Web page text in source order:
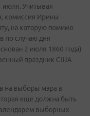
июля. Учитывая
комиссия Ирины
на которую помимо
по случаю дня
2 июля 1860 года)
праздник США -
на выборы мэра в
еще должна быть
выборных